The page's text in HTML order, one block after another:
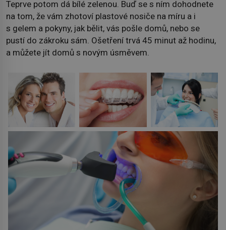
Teprve potom dá bílé zelenou. Buď se s ním dohodnete
na tom, že vám zhotoví plastové nosiče na míru a i
s gelem a pokyny, jak bělit, vás pošle domů, nebo se
pustí do zákroku sám. Ošetření trvá 45 minut až hodinu,
a můžete jít domů s novým úsměvem.